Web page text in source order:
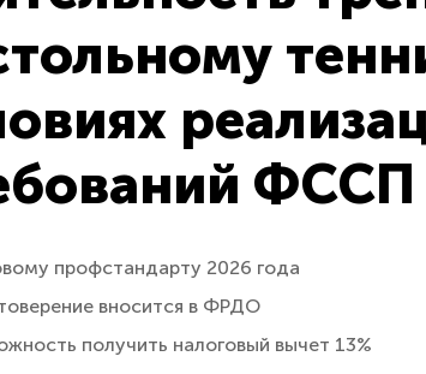
ФССП
профстандарту 2026 года
вносится в ФРДО
получить налоговый вычет 13%